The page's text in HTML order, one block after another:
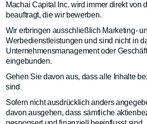
Machai Capital Inc. wird immer direkt von
beauftragt, die wir bewerben.
Wir erbringen ausschließlich Marketing-
Werbedienstleistungen und sind nicht in
Unternehmensmanagement oder
eingebunden.
Gehen Sie davon aus, dass alle Inhalte
sind
Sofern nicht ausdrücklich anders
davon ausgehen, dass sämtliche